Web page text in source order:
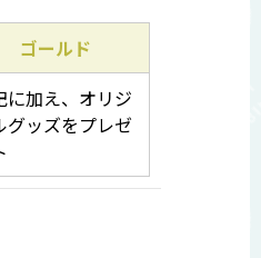
ゴールド
に加え、オリジ
グッズをプレゼ